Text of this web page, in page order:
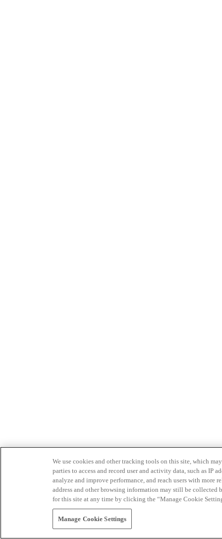
We use cookies and other tracking tools on this site, which
parties to access and record user and activity data, such as IP
analyze and improve performance, and reach users with
address and other browsing information may still be collected
for this site at any time by clicking the “Manage Cookie
Manage Cookie Settings